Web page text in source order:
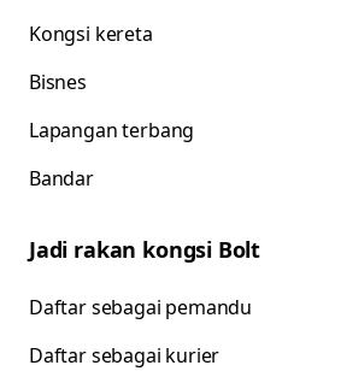
Kongsi kereta
Bisnes
Lapangan terbang
Bandar
Jadi rakan kongsi Bolt
Daftar sebagai pemandu
Daftar sebagai kurier